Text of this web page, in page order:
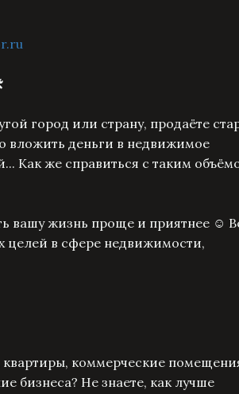
город или страну, продаёте
вложить деньги в недвижимое
Как же справиться с таким
вашу жизнь проще и приятнее ☺️
целей в сфере недвижимости,
квартиры, коммерческие
бизнеса? Не знаете, как лучше